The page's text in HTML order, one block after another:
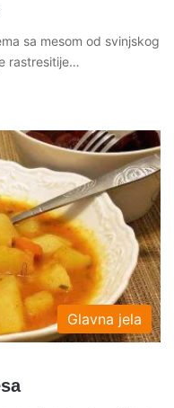
sa mesom od svinjskog
rastresitije…
Glavna jela